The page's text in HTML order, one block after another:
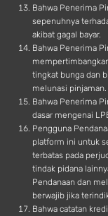
Bahwa Penerima
sepenuhnya
akibat gagal bayar.
Bahwa Penerima
tingkat bunga dan
melunasi pinjaman.
Bahwa Penerima
dasar mengenai
Pengguna
platform ini untuk
terbatas pada
tindak pidana
Pendanaan dan
berwajib jika
Bahwa catatan